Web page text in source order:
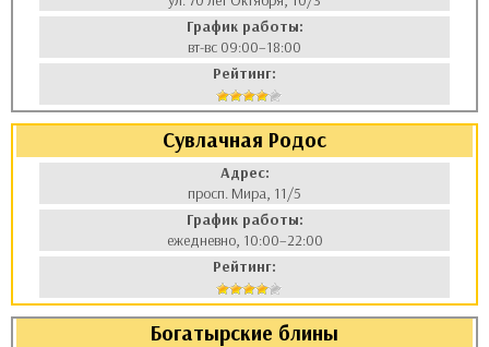
График работы:
вт-вс 09:00–18:00
Рейтинг:
Сувлачная Родос
Адрес:
просп. Мира, 11/5
График работы:
ежедневно, 10:00–22:00
Рейтинг:
Богатырские блины